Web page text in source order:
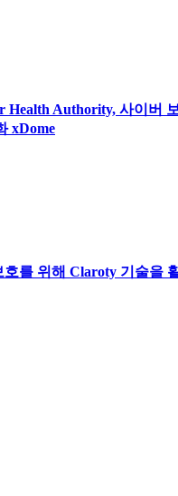
Health Authority, 사이버
xDome
를 위해 Claroty 기술을